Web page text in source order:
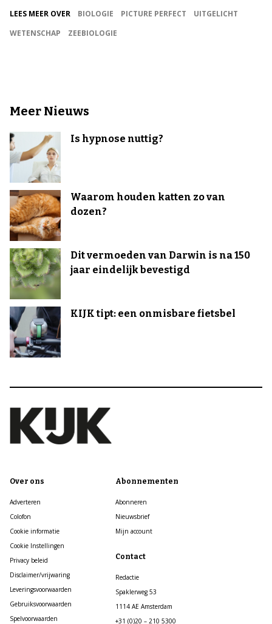
LEES MEER OVER BIOLOGIE PICTURE PERFECT
UITGELICHT
WETENSCHAP
ZEEBIOLOGIE
Meer Nieuws
Is hypnose nuttig?
Waarom houden katten zo van
dozen?
Dit vermoeden van Darwin is na 150
jaar eindelijk bevestigd
KIJK tipt: een onmisbare fietsbel
Over ons
Adverteren
Colofon
Cookie informatie
Cookie Instellingen
Privacy beleid
Disclaimer/vrijwaring
Leveringsvoorwaarden
Gebruiksvoorwaarden
Spelvoorwaarden
Abonnementen
Abonneren
Nieuwsbrief
Mijn account
Contact
Redactie
Spaklerweg 53
1114 AE Amsterdam
+31 (0)20 – 210 5300